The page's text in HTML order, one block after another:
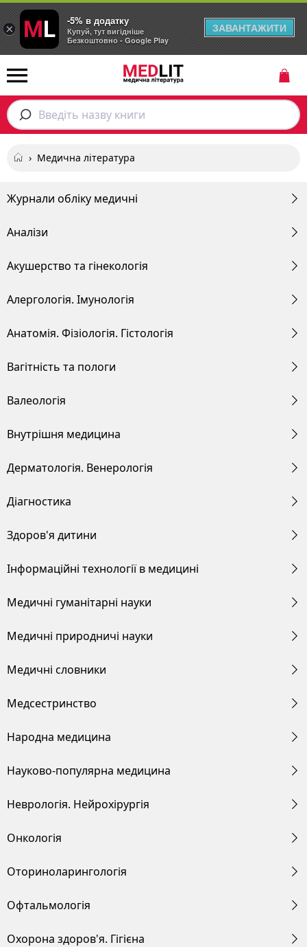
Введіть назву книги
› Медична література
Журнали обліку медичні
Аналізи
Акушерство та гінекологія
Алергологія. Імунологія
Анатомія. Фізіологія. Гістологія
Вагітність та пологи
Валеологія
Внутрішня медицина
Дерматологія. Венерологія
Діагностика
Здоров'я дитини
Інформаційні технології в медицині
Медичні гуманітарні науки
Медичні природничі науки
Медичні словники
Медсестринство
Народна медицина
Науково-популярна медицина
Неврологія. Нейрохірургія
Онкологія
Оториноларингологія
Офтальмологія
Охорона здоров'я. Гігієна
×
-5% в додатку
Купуй, тут вигідніше
Безкоштовно - Google Play
ЗАВАНТАЖИТИ